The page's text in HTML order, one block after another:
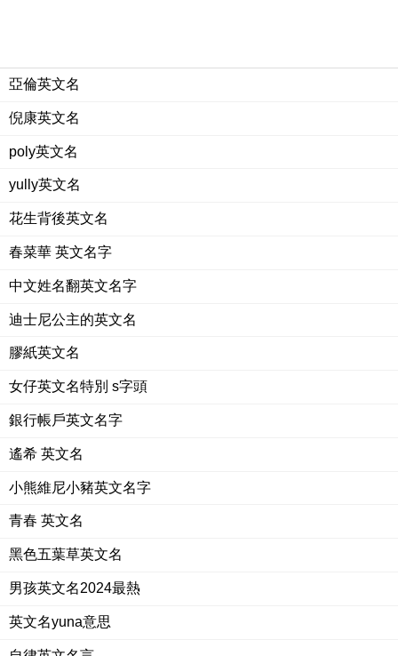
亞倫英文名
倪康英文名
poly英文名
yully英文名
花生背後英文名
春菜華 英文名字
中文姓名翻英文名字
迪士尼公主的英文名
膠紙英文名
女仔英文名特別 s字頭
銀行帳戶英文名字
遙希 英文名
小熊維尼小豬英文名字
青春 英文名
黑色五葉草英文名
男孩英文名2024最熱
英文名yuna意思